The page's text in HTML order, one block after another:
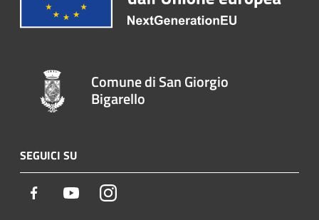
Comune di San Giorgio
Bigarello
SEGUICI SU
Facebook YoutubeInstagram